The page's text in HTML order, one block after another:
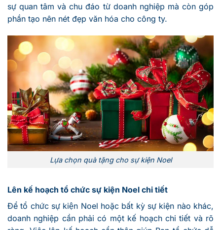
sự quan tâm và chu đáo từ doanh nghiệp mà còn góp
phần tạo nên nét đẹp văn hóa cho công ty.
Lựa chọn quà tặng cho sự kiện Noel
Lên kế hoạch tổ chức sự kiện Noel chi tiết
Để tổ chức sự kiện Noel hoặc bất kỳ sự kiện nào khác,
doanh nghiệp cần phải có một kế hoạch chi tiết và rõ